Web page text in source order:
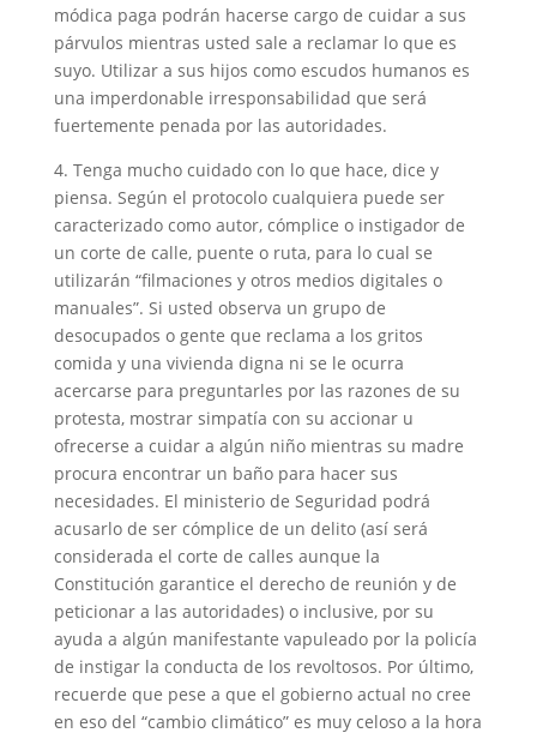
módica paga podrán hacerse cargo de cuidar a sus
párvulos mientras usted sale a reclamar lo que es
suyo. Utilizar a sus hijos como escudos humanos es
una imperdonable irresponsabilidad que será
fuertemente penada por las autoridades.
4. Tenga mucho cuidado con lo que hace, dice y
piensa. Según el protocolo cualquiera puede ser
caracterizado como autor, cómplice o instigador de
un corte de calle, puente o ruta, para lo cual se
utilizarán “filmaciones y otros medios digitales o
manuales”. Si usted observa un grupo de
desocupados o gente que reclama a los gritos
comida y una vivienda digna ni se le ocurra
acercarse para preguntarles por las razones de su
protesta, mostrar simpatía con su accionar u
ofrecerse a cuidar a algún niño mientras su madre
procura encontrar un baño para hacer sus
necesidades. El ministerio de Seguridad podrá
acusarlo de ser cómplice de un delito (así será
considerada el corte de calles aunque la
Constitución garantice el derecho de reunión y de
peticionar a las autoridades) o inclusive, por su
ayuda a algún manifestante vapuleado por la policía
de instigar la conducta de los revoltosos. Por último,
recuerde que pese a que el gobierno actual no cree
en eso del “cambio climático” es muy celoso a la hora